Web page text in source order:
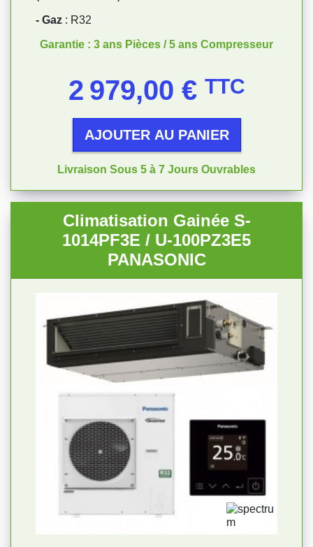
- Gaz : R32
Garantie : 3 ans Pièces / 5 ans Compresseur
2 979,00 € TTC
AJOUTER AU PANIER
Livraison Sous 5 à 7 Jours Ouvrables
Climatisation Gainée S-
1014PF3E / U-100PZ3E5
PANASONIC